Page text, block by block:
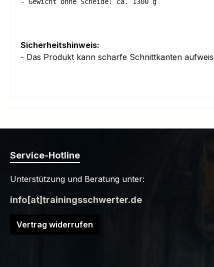
Sicherheitshinweis:
- Das Produkt kann scharfe Schnittkanten
Service-Hotline
Unterstützung und Beratung unter:
info[at]trainingsschwerter.de
Vertrag widerrufen